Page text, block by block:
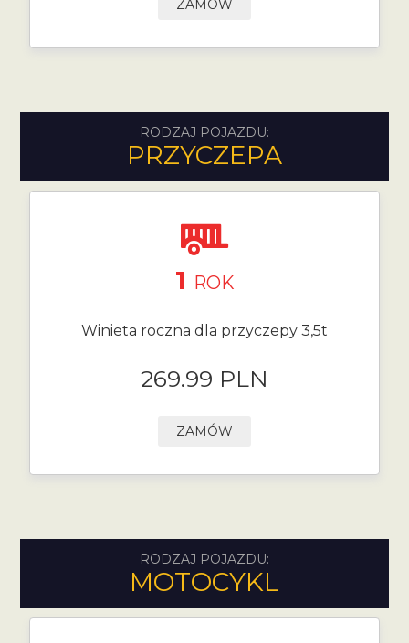
ZAMÓW
RODZAJ POJAZDU:
PRZYCZEPA
1 ROK
Winieta roczna dla przyczepy 3,5t
269.99 PLN
ZAMÓW
RODZAJ POJAZDU:
MOTOCYKL